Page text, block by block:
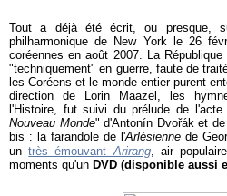
Tout a déjà été écrit, ou presque,
philharmonique de New York le 26
coréennes en août 2007. La
"techniquement" en guerre, faute de
les Coréens et le monde entier purent
direction de Lorin Maazel, les
l'Histoire, fut suivi du prélude de
Nouveau Monde" d'Antonín Dvořák et de
bis : la farandole de l'Arlésienne de
un très émouvantArirang, air
moments qu'un DVD (disponible aussi